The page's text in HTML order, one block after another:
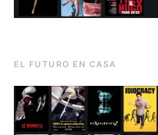
EL FUTURO EN CASA